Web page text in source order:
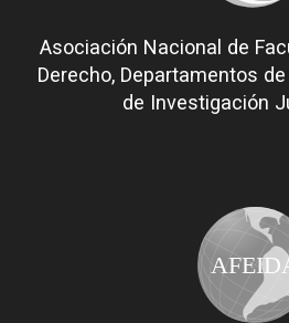
Asociación Nacional de
Derecho, Departamentos
de Investigación